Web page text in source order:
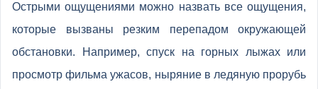
Острыми ощущениями можно назвать все ощущения,
которые вызваны резким перепадом окружающей
обстановки. Например, спуск на горных лыжах или
просмотр фильма ужасов, ныряние в ледяную прорубь